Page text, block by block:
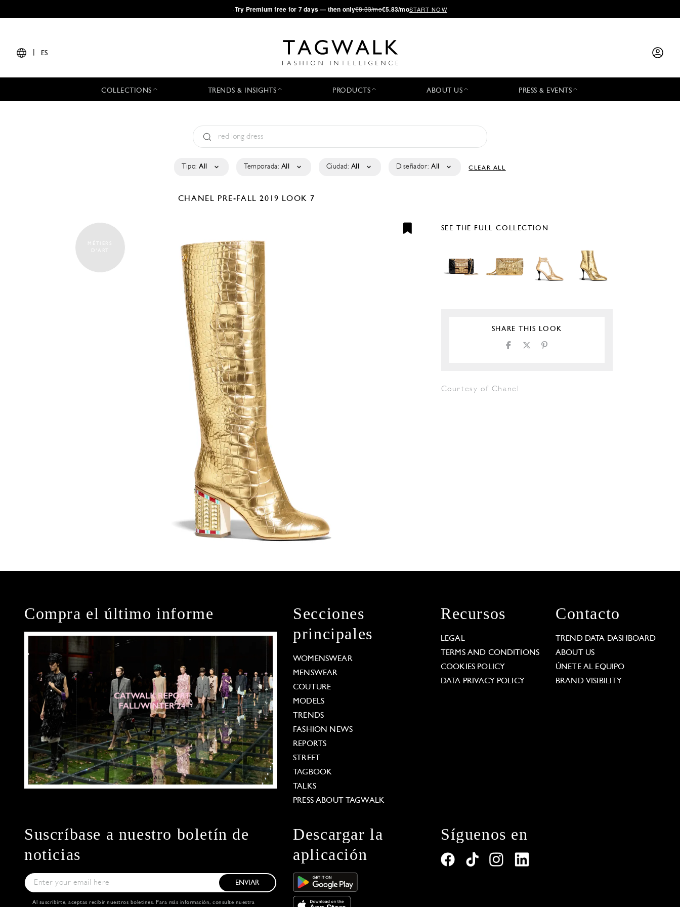
·Try Premium free for 7 days — then only€8.33/mo€5.83/moSTART NOW
ES
COLLECTIONS TRENDS & INSIGHTS PRODUCTS ABOUT US PRESS & EVENTS
Tipo: All Temporada: All Ciudad: All Diseñador: All CLEAR ALL
CHANEL PRE-FALL 2019 LOOK 7
MÉTIERS
D'ART
SEE THE FULL COLLECTION
SHARE THIS LOOK
Courtesy of Chanel
Compra el último informe
Secciones
principales
WOMENSWEAR
MENSWEAR
COUTURE
MODELS
TRENDS
FASHION NEWS
REPORTS
STREET
TAGBOOK
TALKS
PRESS ABOUT TAGWALK
Recursos
LEGAL
TERMS AND CONDITIONS
COOKIES POLICY
DATA PRIVACY POLICY
Contacto
TREND DATA DASHBOARD
ABOUT US
ÚNETE AL EQUIPO
BRAND VISIBILITY
Suscríbase a nuestro boletín de
noticias
ENVIAR
Al suscribirte, aceptas recibir nuestros boletines. Para más información, consulte nuestra
Descargar la
aplicación
Síguenos en